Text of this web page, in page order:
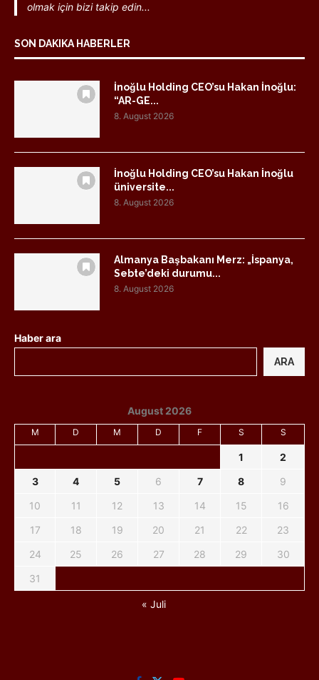
olmak için bizi takip edin...
SON DAKIKA HABERLER
İnoğlu Holding CEO’su Hakan İnoğlu:
“AR-GE...
8. August 2026
İnoğlu Holding CEO’su Hakan İnoğlu
üniversite...
8. August 2026
Almanya Başbakanı Merz: „İspanya,
Sebte’deki durumu...
8. August 2026
Haber ara
ARA
August 2026
M D M D F S S
1
2
3
4 5 6 7 8
9
10
11 12 13 14 15
16
17
18 19 20 21 22
23
24
25 26 27 28 29
30
31
« Juli